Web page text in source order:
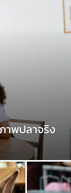
าพปลาจริง